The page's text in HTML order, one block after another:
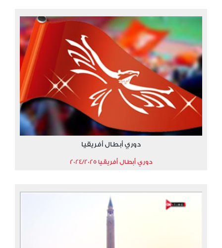
دوري أبطال أفريقيا
دوري أبطال أفريقيا 2024/2025